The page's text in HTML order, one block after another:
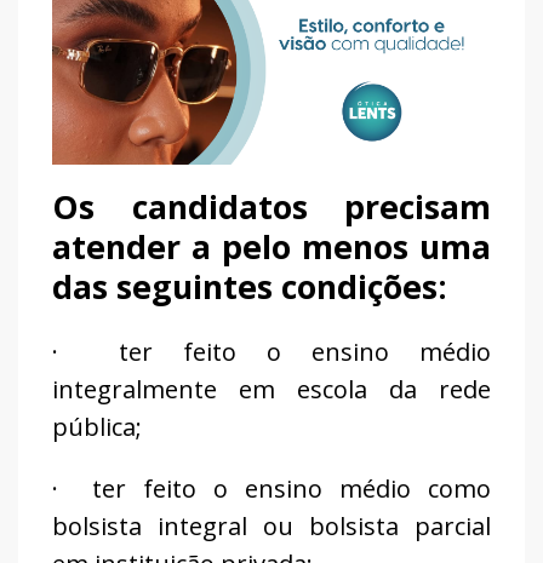
Os candidatos precisam
atender a pelo menos uma
das seguintes condições:
· ter feito o ensino médio
integralmente em escola da rede
pública;
· ter feito o ensino médio como
bolsista integral ou bolsista parcial